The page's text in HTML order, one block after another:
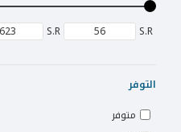
S.R
S.R
التوفر
متوفر